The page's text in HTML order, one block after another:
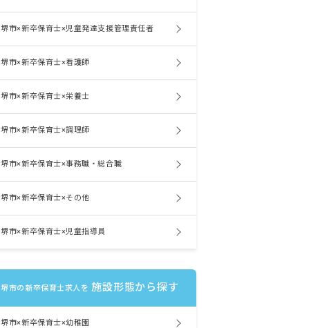
堺市×新卒保育士×児童発達支援管理責任者
堺市×新卒保育士×看護師
堺市×新卒保育士×栄養士
堺市×新卒保育士×調理師
堺市×新卒保育士×事務職・総合職
堺市×新卒保育士×その他
堺市×新卒保育士×児童指導員
堺市の新卒保育士求人を 施設形態から探す
堺市×新卒保育士×幼稚園